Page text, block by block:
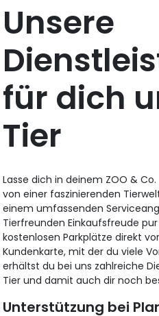
Unsere
für dich
Tier
Lasse dich in deinem ZOO &
von einer faszinierenden
einem umfassenden
Tierfreunden Einkaufsfreude
kostenlosen Parkplätze direkt
Kundenkarte, mit der du viele
erhältst du bei uns zahlreiche
Tier und damit auch dir noch
Unterstützung bei